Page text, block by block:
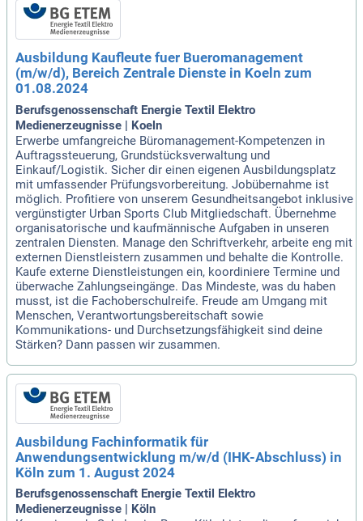
Ausbildung Kaufleute fuer Bueromanagement
(m/w/d), Bereich Zentrale Dienste in Koeln zum
01.08.2024
Berufsgenossenschaft Energie Textil Elektro
Medienerzeugnisse | Koeln
Erwerbe umfangreiche Büromanagement-Kompetenzen in
Auftragssteuerung, Grundstücksverwaltung und
Einkauf/Logistik. Sicher dir einen eigenen Ausbildungsplatz
mit umfassender Prüfungsvorbereitung. Jobübernahme ist
möglich. Profitiere von unserem Gesundheitsangebot inklusive
vergünstigter Urban Sports Club Mitgliedschaft. Übernehme
organisatorische und kaufmännische Aufgaben in unseren
zentralen Diensten. Manage den Schriftverkehr, arbeite eng mit
externen Dienstleistern zusammen und behalte die Kontrolle.
Kaufe externe Dienstleistungen ein, koordiniere Termine und
überwache Zahlungseingänge. Das Mindeste, was du haben
musst, ist die Fachoberschulreife. Freude am Umgang mit
Menschen, Verantwortungsbereitschaft sowie
Kommunikations- und Durchsetzungsfähigkeit sind deine
Stärken? Dann passen wir zusammen.
Ausbildung Fachinformatik für
Anwendungsentwicklung m/w/d (IHK-Abschluss) in
Köln zum 1. August 2024
Berufsgenossenschaft Energie Textil Elektro
Medienerzeugnisse | Köln